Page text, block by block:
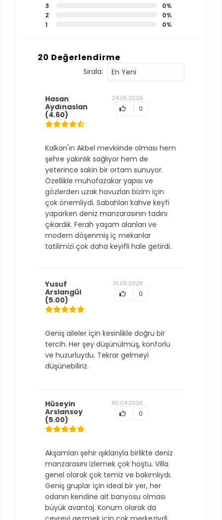
3
0%
2
0%
1
0%
20 Değerlendirme
Sırala: En Yeni
Hasan
Aydınaslan
(4.60)
24.05.2026
0
Kalkan'ın Akbel mevkiinde olması hem
şehre yakınlık sağlıyor hem de
yeterince sakin bir ortam sunuyor.
Özellikle muhafazakar yapısı ve
gözlerden uzak havuzları bizim için
çok önemliydi. Sabahları kahve keyfi
yaparken deniz manzarasının tadını
çıkardık. Ferah yaşam alanları ve
modern döşenmiş iç mekanlar
tatilimizi çok daha keyifli hale getirdi.
Yusuf
Arslangül
(5.00)
10.05.2026
0
Geniş aileler için kesinlikle doğru bir
tercih. Her şey düşünülmüş, konforlu
ve huzurluydu. Tekrar gelmeyi
düşünebiliriz.
Hüseyin
Arslansoy
(5.00)
30.04.2026
0
Akşamları şehir ışıklarıyla birlikte deniz
manzarasını izlemek çok hoştu. Villa
genel olarak çok temiz ve bakımlıydı.
Geniş gruplar için ideal bir yer, her
odanın kendine ait banyosu olması
büyük avantaj. Konum olarak da